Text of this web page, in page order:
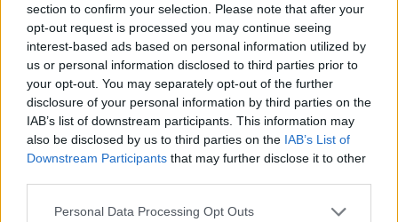
section to confirm your selection. Please note that after your
opt-out request is processed you may continue seeing
interest-based ads based on personal information utilized by
us or personal information disclosed to third parties prior to
your opt-out. You may separately opt-out of the further
disclosure of your personal information by third parties on the
IAB’s list of downstream participants. This information may
also be disclosed by us to third parties on the IAB’s List of
Downstream Participants that may further disclose it to other
Personal Data Processing Opt Outs
των επαγγελματιών και του Δήμου για
εξερευνηση των διαφορετικών πτυχών του
προορισμού, επιβεβαιώνουν τις εντυπωσιακές
προοπτικές της Ανατολικής Σάμου στον διεθνή
τουριστικό “χάρτη”. «Προς αυτή την κατεύθυνση
κινούνται άλλωστε και οι δράσεις που